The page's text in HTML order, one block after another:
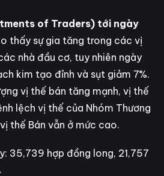
of Traders) tới ngày
thấy sự gia tăng trong các vị
nhà đầu cơ, tuy nhiên ngày
kim tạo đỉnh và sụt giảm 7%.
vị thế bán tăng mạnh, vị thế
lệch vị thế của Nhóm Thương
thế Bán vẫn ở mức cao.
35,739 hợp đồng long, 21,757